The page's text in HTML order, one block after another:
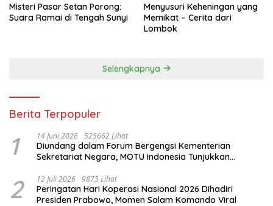
Misteri Pasar Setan Porong:
Suara Ramai di Tengah Sunyi
Menyusuri Keheningan yang
Memikat – Cerita dari
Lombok
Selengkapnya
Berita Terpopuler
1 14 Juni 2026 525662 Lihat
Diundang dalam Forum Bergengsi Kementerian
Sekretariat Negara, MOTU Indonesia Tunjukkan
2 12 Juli 2026 9873 Lihat
Peringatan Hari Koperasi Nasional 2026 Dihadiri
Presiden Prabowo, Momen Salam Komando Viral